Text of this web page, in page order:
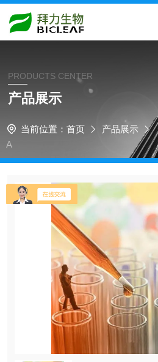
PRODUCTS CENTER
产品展示
当前位置： 首页 产品展示
A​